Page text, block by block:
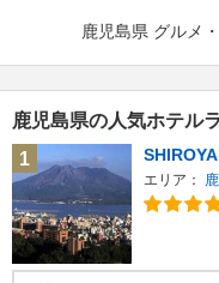
鹿児島県 グルメ
鹿児島県の人気ホテル
1
エリア：